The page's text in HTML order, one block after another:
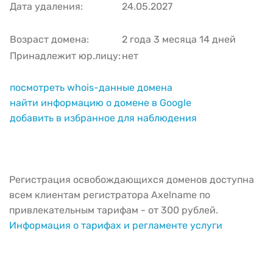
Дата удаления:
24.05.2027
Возраст домена:
2 года 3 месяца 14 дней
Принадлежит юр.лицу: нет
посмотреть whois-данные домена
найти информацию о домене в Google
добавить в избранное для наблюдения
Регистрация освобождающихся доменов доступна
всем клиентам регистратора Axelname по
привлекательным тарифам - от 300 рублей.
Информация о тарифах и регламенте услуги